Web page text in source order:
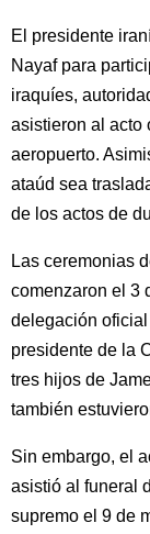
El presidente
Nayaf para
iraquíes,
asistieron al acto
aeropuerto.
ataúd sea
de los actos de
Las ceremonias
comenzaron el 3
delegación
presidente de la
tres hijos de
también
Sin embargo, el
asistió al funeral
supremo el 9 de